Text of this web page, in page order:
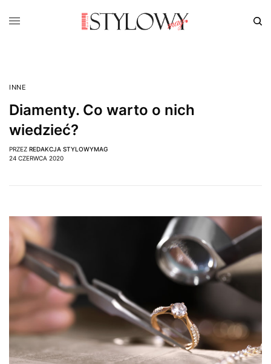
INNE
Diamenty. Co warto o nich
wiedzieć?
PRZEZ REDAKCJA STYLOWYMAG
24 CZERWCA 2020